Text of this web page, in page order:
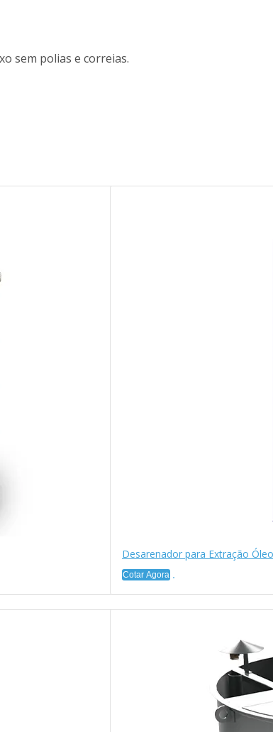
sem polias e correias.
Desarenador para Extração
Cotar Agora